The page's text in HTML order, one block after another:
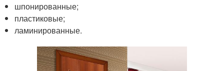
шпонированные;
пластиковые;
ламинированные.